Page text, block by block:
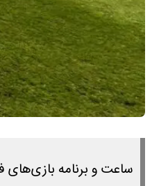
ساعت و برنامه بازی‌های فوتبال امروز و فردا ۲ و ۳ تیر ۱۴۰۵